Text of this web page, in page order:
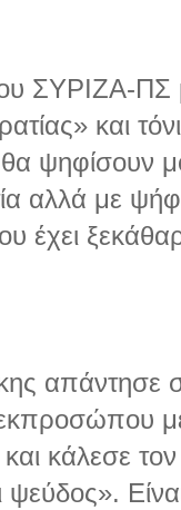
ΣΥΡΙΖΑ-ΠΣ
και
θα ψηφίσουν
αλλά με
έχει
απάντησε
κάλεσε
ψεύδος».